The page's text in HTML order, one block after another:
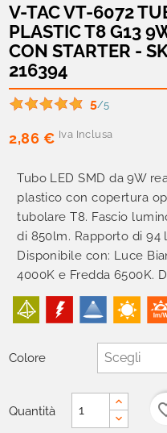
V-TAC VT-6072
PLASTIC T8 G13
CON STARTER -
216394
5/5
2,86 € Iva Inclusa
Tubo LED SMD da 9W
plastico con copertura
tubolare T8. Fascio
di 850lm. Rapporto di
Disponibile con: Luce
4000K e Fredda 6500K.
Colore
Quantità